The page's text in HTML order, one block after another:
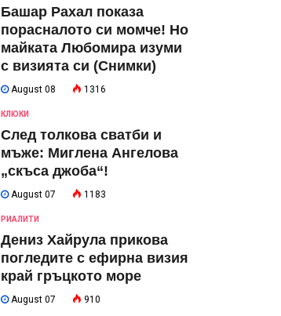
Башар Рахал показа
порасналото си момче! Но
майката Любомира изуми
с визията си (Снимки)
August 08 1316
КЛЮКИ
След толкова сватби и
мъже: Миглена Ангелова
„скъса джоба“!
August 07 1183
РИАЛИТИ
Дениз Хайрула прикова
погледите с ефирна визия
край гръцкото море
August 07 910